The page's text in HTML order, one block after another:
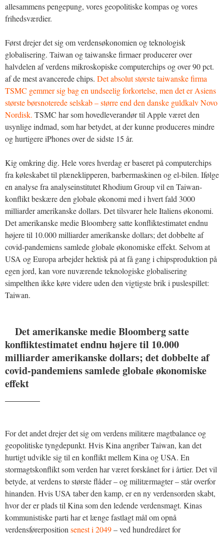
allesammens pengepung, vores geopolitiske kompas og vores
frihedsværdier.
Først drejer det sig om verdensøkonomien og teknologisk
globalisering. Taiwan og taiwanske firmaer producerer over
halvdelen af verdens mikroskopiske computerchips og over 90 pct.
af de mest avancerede chips. Det absolut største taiwanske firma
TSMC gemmer sig bag en undseelig forkortelse, men det er Asiens
største børsnoterede selskab – større end den danske guldkalv Novo
Nordisk. TSMC har som hovedleverandør til Apple været den
usynlige indmad, som har betydet, at der kunne produceres mindre
og hurtigere iPhones over de sidste 15 år.
Kig omkring dig. Hele vores hverdag er baseret på computerchips
fra køleskabet til plæneklipperen, barbermaskinen og el-bilen. Ifølge
en analyse fra analyseinstitutet Rhodium Group vil en Taiwan-
konflikt beskære den globale økonomi med i hvert fald 3000
milliarder amerikanske dollars. Det tilsvarer hele Italiens økonomi.
Det amerikanske medie Bloomberg satte konfliktestimatet endnu
højere til 10.000 milliarder amerikanske dollars; det dobbelte af
covid-pandemiens samlede globale økonomiske effekt. Selvom at
USA og Europa arbejder hektisk på at få gang i chipsproduktion på
egen jord, kan vore nuværende teknologiske globalisering
simpelthen ikke køre videre uden den vigtigste brik i puslespillet:
Taiwan.
Det amerikanske medie Bloomberg satte
konfliktestimatet endnu højere til 10.000
milliarder amerikanske dollars; det dobbelte af
covid-pandemiens samlede globale økonomiske
effekt
For det andet drejer det sig om verdens militære magtbalance og
geopolitiske tyngdepunkt. Hvis Kina angriber Taiwan, kan det
hurtigt udvikle sig til en konflikt mellem Kina og USA. En
stormagtskonflikt som verden har været forskånet for i årtier. Det vil
betyde, at verdens to største flåder – og militærmagter – står overfor
hinanden. Hvis USA taber den kamp, er en ny verdensorden skabt,
hvor der er plads til Kina som den ledende verdensmagt. Kinas
kommunistiske parti har et længe fastlagt mål om opnå
verdensførerposition senest i 2049– ved hundredåret for